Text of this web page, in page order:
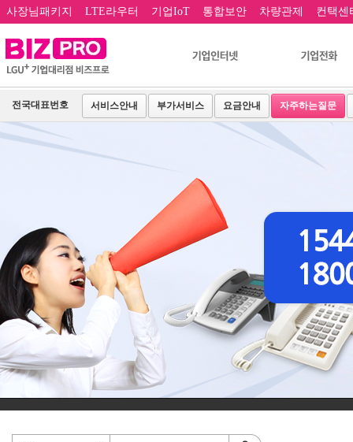
사장님패키지 LTE라우터 기업IoT 통합보안 차량관제 컨택센
전국대표번호 서비스안내 부가서비스 요금안내 자주하는질문